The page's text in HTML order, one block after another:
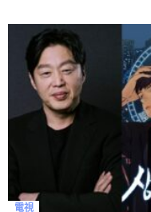
電視